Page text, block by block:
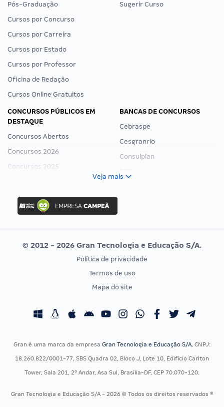
Pós-Graduação
Cursos por Concurso
Cursos por Carreira
Cursos por Estado
Cursos por Professor
Oficina de Redação
Cursos Online Gratuitos
Sugerir Curso
CONCURSOS PÚBLICOS EM
DESTAQUE
Concursos Abertos
Concursos 2026
Concursos 2025
Concurso Ibama
Concurso MPU
Editais publicados
BANCAS DE CONCURSOS
Cebraspe
Cesgranrio
Consulplan
Vunesp
CONCURSOS POR PROFISSÃO
Concursos Fiscais
Concursos Saúde
Residência Multiprofissional
EXAME DE ORDEM
Calendário OAB
Veja mais
© 2012 - 2026 Gran Tecnologia e Educação S/A.
Política de privacidade
Termos de uso
Mapa do site
Gran é uma marca da empresa Gran Tecnologia e Educação S/A, CNPJ:
18.260.822/0001-77, SBS Quadra 02, Bloco J, Lote 10, Edifício Carlton
Tower, Sala 201, 2º Andar, Asa Sul, Brasília-DF, CEP 70.070-120.
Gran Tecnologia e Educação S/A - 2026 © Todos os direitos reservados ®